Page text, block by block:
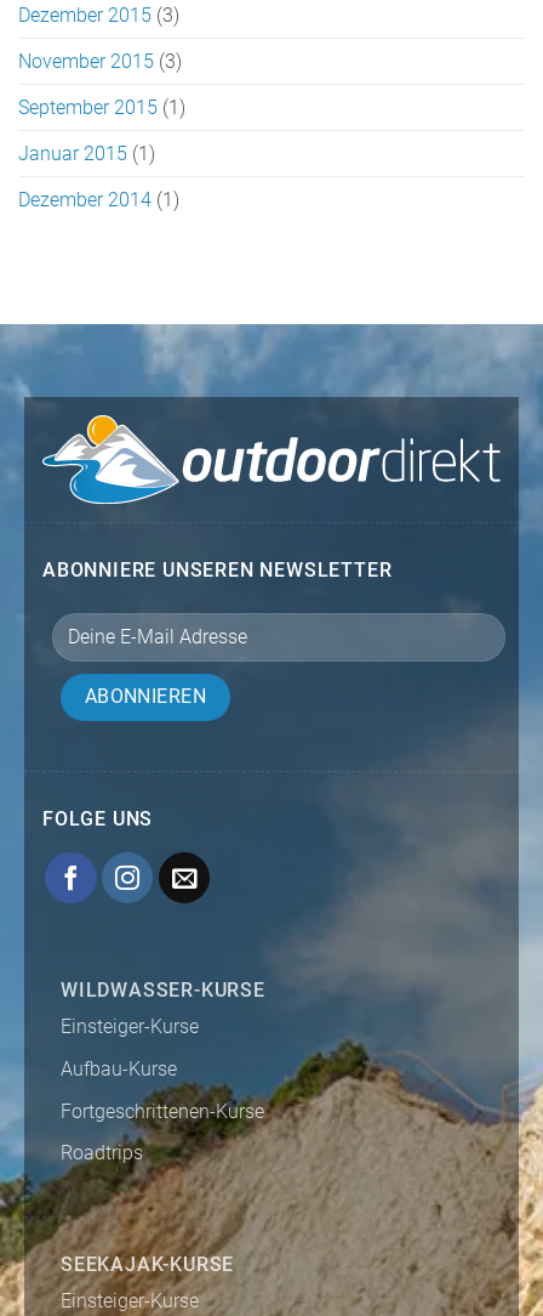
Dezember 2015 (3)
November 2015 (3)
September 2015 (1)
Januar 2015 (1)
Dezember 2014 (1)
ABONNIERE UNSEREN NEWSLETTER
FOLGE UNS
WILDWASSER-KURSE
Einsteiger-Kurse
Aufbau-Kurse
Fortgeschrittenen-Kurse
Roadtrips
SEEKAJAK-KURSE
Einsteiger-Kurse